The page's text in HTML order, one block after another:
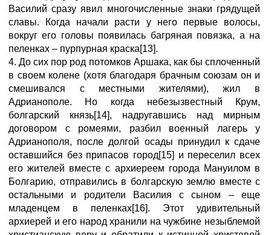
Василий сразу явил многочисленные знаки грядущей
славы. Когда начали расти у него первые волосы,
вокруг его головы появилась багряная повязка, а на
пеленках – пурпурная краска[13].
4. До сих пор род потомков Аршака, как бы сплоченный
в своем колене (хотя благодаря брачным союзам он и
смешивался с местными жителями), жил в
Адрианополе. Но когда небезызвестный Крум,
болгарский князь[14], надругавшись над мирным
договором с ромеями, разбил военный лагерь у
Адрианополя, после долгой осады принудил к сдаче
оставшийся без припасов город[15] и переселил всех
его жителей вместе с архиереем города Мануилом в
Болгарию, отправились в болгарскую землю вместе с
остальными и родители Василия с сыном – еще
младенцем в пеленках[16]. Этот удивительный
архиерей и его народ хранили на чужбине незыблемой